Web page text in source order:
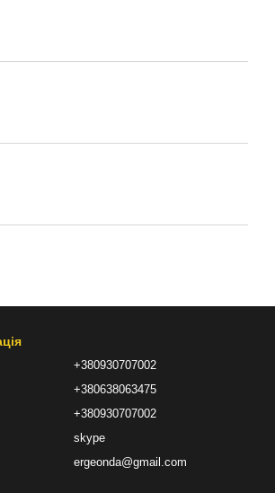
+380930707002
+380638063475
+380930707002
skype
ergeonda@gmail.com